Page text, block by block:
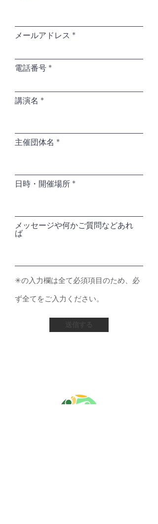
メールアドレス
電話番号
講演名
主催団体名
日時・開催場所
メッセージや何かご質問などあれ
ば
✳︎の入力欄は全て必須項目のため、必
ず全てをご入力ください。